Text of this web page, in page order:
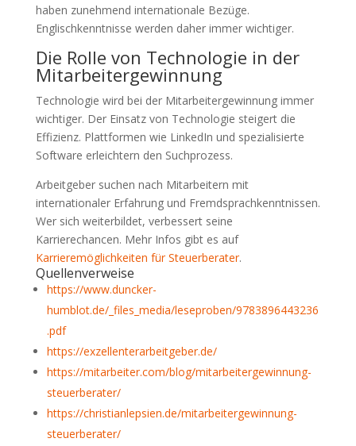
haben zunehmend internationale Bezüge.
Englischkenntnisse werden daher immer wichtiger.
Die Rolle von Technologie in der
Mitarbeitergewinnung
Technologie wird bei der Mitarbeitergewinnung immer
wichtiger. Der Einsatz von Technologie steigert die
Effizienz. Plattformen wie LinkedIn und spezialisierte
Software erleichtern den Suchprozess.
Arbeitgeber suchen nach Mitarbeitern mit
internationaler Erfahrung und Fremdsprachkenntnissen.
Wer sich weiterbildet, verbessert seine
Karrierechancen. Mehr Infos gibt es auf
Karrieremöglichkeiten für Steuerberater.
Quellenverweise
https://www.duncker-
humblot.de/_files_media/leseproben/9783896443236
.pdf
https://exzellenterarbeitgeber.de/
https://mitarbeiter.com/blog/mitarbeitergewinnung-
steuerberater/
https://christianlepsien.de/mitarbeitergewinnung-
steuerberater/